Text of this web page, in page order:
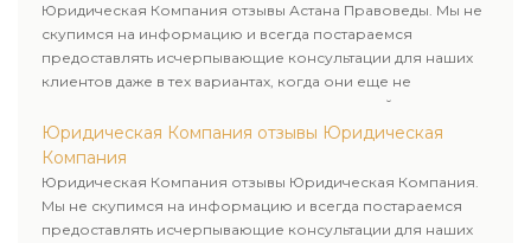
Юридическая Компания отзывы Астана Правоведы. Мы не
скупимся на информацию и всегда постараемся
предоставлять исчерпывающие консультации для наших
клиентов даже в тех вариантах, когда они еще не
пользовались юридическими услугами нашей компании.
Юридическая Компания отзывы Юридическая
Компания
Юридическая Компания отзывы Юридическая Компания.
Мы не скупимся на информацию и всегда постараемся
предоставлять исчерпывающие консультации для наших